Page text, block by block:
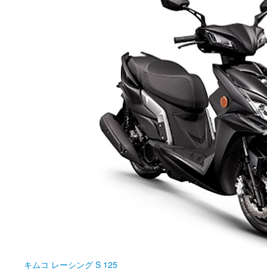
キムコ レーシング S 125